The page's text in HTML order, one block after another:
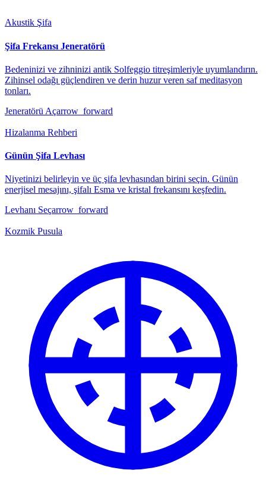
Akustik Şifa
Şifa Frekansı Jeneratörü
Bedeninizi ve zihninizi antik Solfeggio titreşimleriyle uyumlandırın.
Zihinsel odağı güçlendiren ve derin huzur veren saf meditasyon
tonları.
Jeneratörü Açarrow_forward
Hizalanma Rehberi
Günün Şifa Levhası
Niyetinizi belirleyin ve üç şifa levhasından birini seçin. Günün
enerjisel mesajını, şifalı Esma ve kristal frekansını keşfedin.
Levhanı Seçarrow_forward
Kozmik Pusula